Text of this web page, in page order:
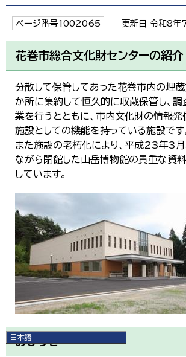
日本語
ページ番号1002065 更新日 令和8年
花巻市総合文化財センターの紹介
分散して保管してあった花巻市内の埋
か所に集約して恒久的に収蔵保管し、
業を行うとともに、市内文化財の情報
施設としての機能を持っている施設です
また施設の老朽化により、平成23年3
ながら閉館した山岳博物館の貴重な資
しています。
おしらせ